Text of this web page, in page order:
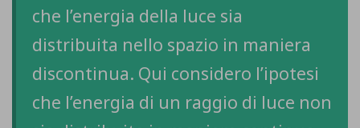
che l’energia della luce sia
distribuita nello spazio in maniera
discontinua. Qui considero l’ipotesi
che l’energia di un raggio di luce non